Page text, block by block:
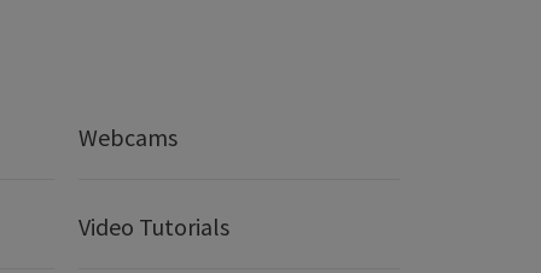
Webcams
Video Tutorials